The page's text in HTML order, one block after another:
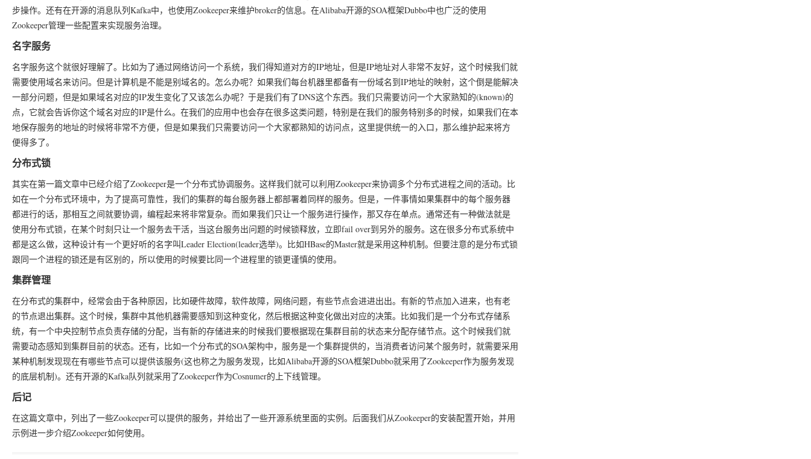
步操作。还有在开源的消息队列Kafka中，也使用Zookeeper来维护broker的信息。在Alibaba开源的SOA框架Dubbo中也广泛的使用
Zookeeper管理一些配置来实现服务治理。
名字服务
名字服务这个就很好理解了。比如为了通过网络访问一个系统，我们得知道对方的IP地址，但是IP地址对人非常不友好，这个时候我们就
需要使用域名来访问。但是计算机是不能是别域名的。怎么办呢？如果我们每台机器里都备有一份域名到IP地址的映射，这个倒是能解决
一部分问题，但是如果域名对应的IP发生变化了又该怎么办呢？于是我们有了DNS这个东西。我们只需要访问一个大家熟知的(known)的
点，它就会告诉你这个域名对应的IP是什么。在我们的应用中也会存在很多这类问题，特别是在我们的服务特别多的时候，如果我们在本
地保存服务的地址的时候将非常不方便，但是如果我们只需要访问一个大家都熟知的访问点，这里提供统一的入口，那么维护起来将方
便得多了。
分布式锁
其实在第一篇文章中已经介绍了Zookeeper是一个分布式协调服务。这样我们就可以利用Zookeeper来协调多个分布式进程之间的活动。比
如在一个分布式环境中，为了提高可靠性，我们的集群的每台服务器上都部署着同样的服务。但是，一件事情如果集群中的每个服务器
都进行的话，那相互之间就要协调，编程起来将非常复杂。而如果我们只让一个服务进行操作，那又存在单点。通常还有一种做法就是
使用分布式锁，在某个时刻只让一个服务去干活，当这台服务出问题的时候锁释放，立即fail over到另外的服务。这在很多分布式系统中
都是这么做，这种设计有一个更好听的名字叫Leader Election(leader选举)。比如HBase的Master就是采用这种机制。但要注意的是分布式锁
跟同一个进程的锁还是有区别的，所以使用的时候要比同一个进程里的锁更谨慎的使用。
集群管理
在分布式的集群中，经常会由于各种原因，比如硬件故障，软件故障，网络问题，有些节点会进进出出。有新的节点加入进来，也有老
的节点退出集群。这个时候，集群中其他机器需要感知到这种变化，然后根据这种变化做出对应的决策。比如我们是一个分布式存储系
统，有一个中央控制节点负责存储的分配，当有新的存储进来的时候我们要根据现在集群目前的状态来分配存储节点。这个时候我们就
需要动态感知到集群目前的状态。还有，比如一个分布式的SOA架构中，服务是一个集群提供的，当消费者访问某个服务时，就需要采用
某种机制发现现在有哪些节点可以提供该服务(这也称之为服务发现，比如Alibaba开源的SOA框架Dubbo就采用了Zookeeper作为服务发现
的底层机制)。还有开源的Kafka队列就采用了Zookeeper作为Cosnumer的上下线管理。
后记
在这篇文章中，列出了一些Zookeeper可以提供的服务，并给出了一些开源系统里面的实例。后面我们从Zookeeper的安装配置开始，并用
示例进一步介绍Zookeeper如何使用。